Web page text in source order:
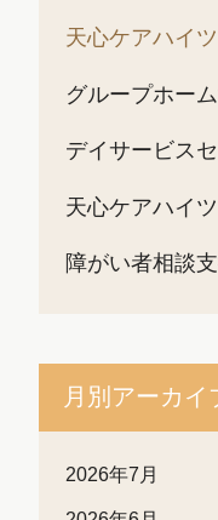
天心ケアハイツ
グループホー
デイサービス
天心ケアハイ
障がい者相談
月別アーカイ
2026年7月